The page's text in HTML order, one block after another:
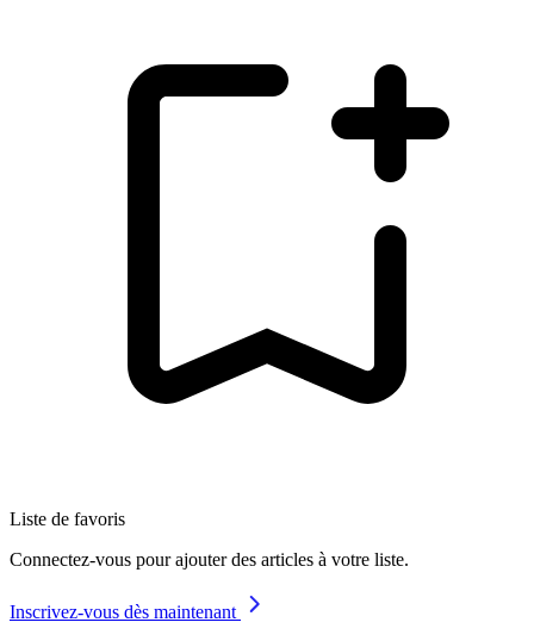
Liste de favoris
Connectez-vous pour ajouter des articles à votre liste.
Inscrivez-vous dès maintenant